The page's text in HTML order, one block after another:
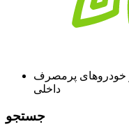
خودروهای پرمصرف
داخلی
جستجو